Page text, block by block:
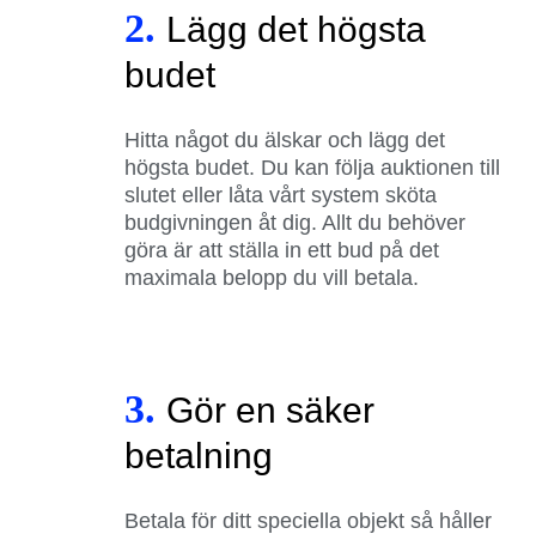
2. Lägg det högsta
budet
Hitta något du älskar och lägg det
högsta budet. Du kan följa auktionen till
slutet eller låta vårt system sköta
budgivningen åt dig. Allt du behöver
göra är att ställa in ett bud på det
maximala belopp du vill betala.
3. Gör en säker
betalning
Betala för ditt speciella objekt så håller